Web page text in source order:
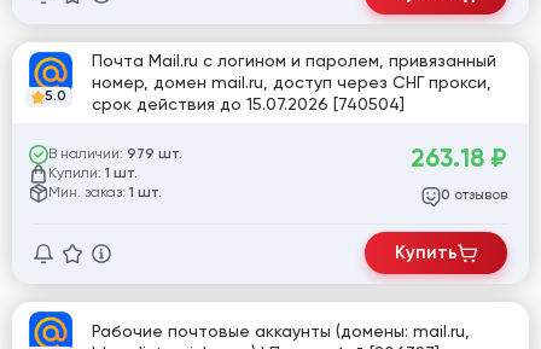
5.0
Почта Mail.ru с логином и паролем, привязанный
номер, домен mail.ru, доступ через СНГ прокси,
срок действия до 15.07.2026 [740504]
В наличии: 979 шт.
Купили: 1 шт.
Мин. заказ: 1 шт.
263.18 ₽
0 отзывов
Купить
Рабочие почтовые аккаунты (домены: mail.ru,